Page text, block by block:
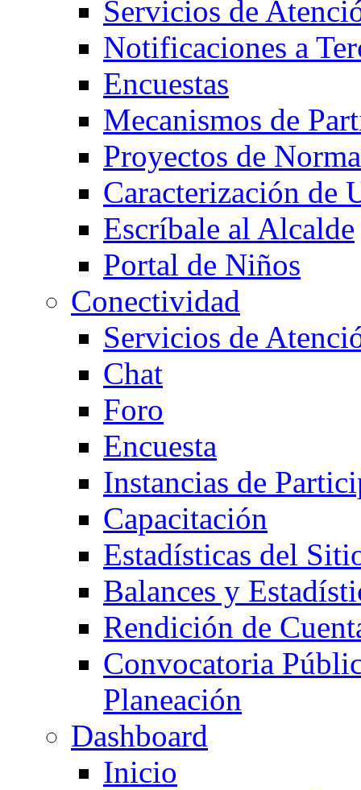
Servicios de
Notificaciones a
Encuestas
Mecanismos de
Proyectos de
Caracterización de
Escríbale al Alcalde
Portal de Niños
Conectividad
Servicios de
Chat
Foro
Encuesta
Instancias de
Capacitación
Estadísticas del
Balances y
Rendición de
Convocatoria
Planeación
Dashboard
Inicio